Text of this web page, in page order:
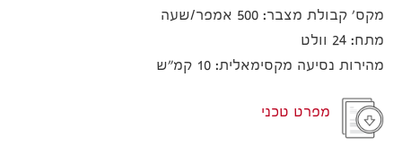
מקס' קבולת מצבר: 500 אמפר/שעה
מתח: 24 וולט
מהירות נסיעה מקסימאלית: 10 קמ"ש
מפרט טכני